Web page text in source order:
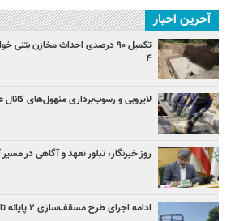
آخرین اخبار
تکمیل ۹۰ درصدی احداث مخازن
۴
لایروبی و رسوب‌برداری منهول‌های
روز خبرنگار، تبلور تعهد و آگاهی در مسیر
ادامه اجرای طرح مسقف‌سازی ۲ پایانه تاکسیرانی در منطقه ۴ تهران